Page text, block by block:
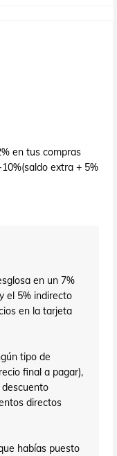
en tus compras
extra + 5%
en un 7%
el 5% indirecto
en la tarjeta
tipo de
final a pagar),
directos
habías puesto